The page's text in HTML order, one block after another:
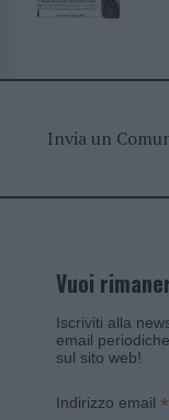
Invia un
Vuoi
Iscriviti alla
email
sul sito web!
Indirizzo email *